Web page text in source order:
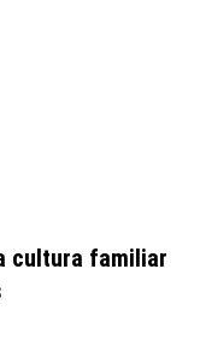
cultura familiar